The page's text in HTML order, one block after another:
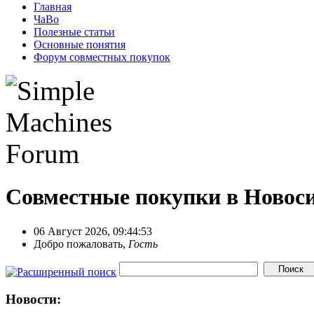
Главная
ЧаВо
Полезные статьи
Основные понятия
Форум совместных покупок
Совместные покупки в
06 Август 2026, 09:44:53
Добро пожаловать, Гость
Новости: